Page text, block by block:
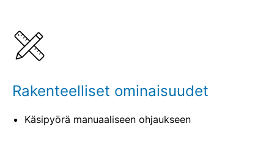
Vastaavat tuotteet
Rakenteelliset ominaisuudet
Käsipyörä manuaaliseen ohjaukseen